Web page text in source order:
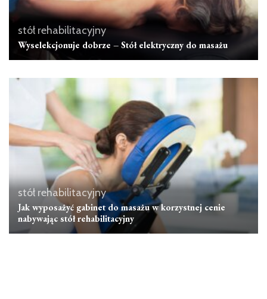
stół rehabilitacyjny
Wyselekcjonuje dobrze – Stół elektryczny do masażu
stół rehabilitacyjny
Jak wyposażyć gabinet do masażu w korzystnej cenie
nabywając stół rehabilitacyjny